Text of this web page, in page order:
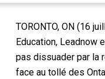
TORONTO, ON (16
Education, Leadnow
pas dissuader par la
face au tollé des